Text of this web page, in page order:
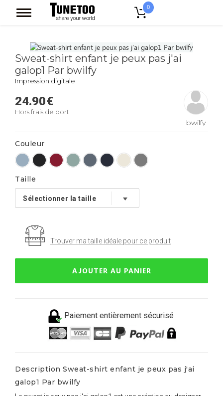
0
Sweat-shirt enfant je peux pas j'ai galop1 Par bwilfy
Sweat-shirt enfant je peux pas j'ai
galop1 Par bwilfy
Impression digitale
24.90€
Hors frais de port
bwilfy
Couleur
Taille
Trouver ma taille idéale pour ce produit
AJOUTER AU PANIER
Paiement entièrement sécurisé
Description Sweat-shirt enfant je peux pas j'ai
galop1 Par bwilfy